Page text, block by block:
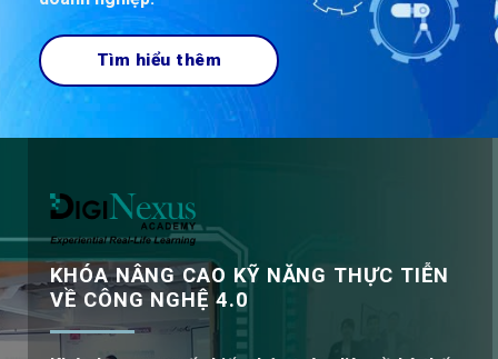
Tìm hiểu thêm
KHÓA NÂNG CAO KỸ NĂNG THỰC TIỄN
VỀ CÔNG NGHỆ 4.0
Khóa học cung cấp kiến thức toàn diện về hệ thống
hơi nước, kết hợp thực hành kỹ thuật, thiết kế và